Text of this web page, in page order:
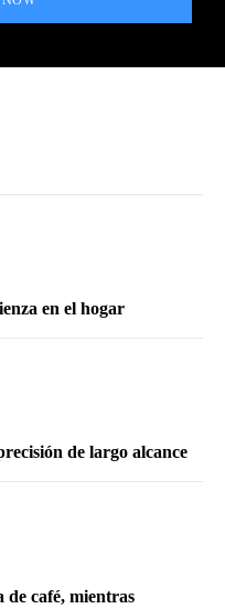
en el hogar
de largo alcance
de café, mientras